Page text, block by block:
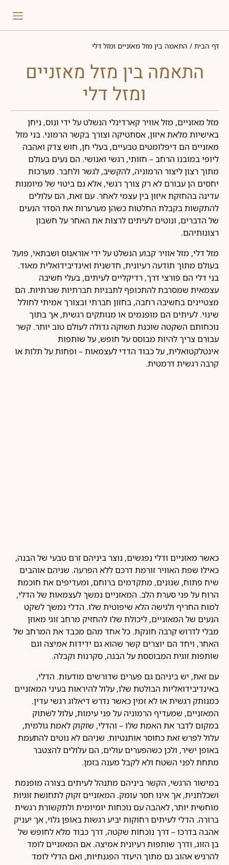
דף הבית / התאמה בין מזל מאזניים ומזל דלי
התאמה בין מזל מאזניים
ומזל דלי
מזל מאזניים, מזל אוויר קארדינלי הנשלט על ידי ונוס, ניחן
באישיות מלאת איזון, אסתטיקה וצורך בקשר הרמוני. בני מזל
מאזניים הם דיפלומטים טבעיים, בעלי חן, חוש צדק ואהבה
ליופי במובנו הרחב – חזותי, רגשי ואנושי. הם נעים בעולם
מתוך רצון ליצור הרמוניה, להקשיב, לגשר ולחבר. מערכות
יחסים הן עבורם לא רק צורך רגשי, אלא גם ביטוי של מיומנות
עדינה בהחזקת איזון בין עצמי לאחר. עם זאת, הם עלולים
להתקשות בקבלת החלטות כשהן מערערות את הסדר הנעים
של הדברים, ונוטים לעיתים לרצות את האחר על חשבון
רצונותיהם.
מזל דלי, מזל אוויר קבוע הנשלט על ידי אוראנוס ושבתאי, פועל
בעולם מתוך תודעה רעיונית, חדשנית ואינדיבידואלית מאוד.
בני דלי הם פורצי דרך, רדיקליים לעיתים, בעלי חשיבה
עצמאית שמסרבת להתכופף לתבניות חברתיות שגרתיות. הם
מצטיינים בחשיבה רחבה, בחזון חברתי ובצורך אמיתי לחולל
שינוי. לעיתים הם מופנמים או מנותקים רגשית, אך בתוך
נוכחותם השקטה שוכנת תשוקה גדולה לעולם טוב יותר. קשר
עבורם צריך להיות מבוסס על חופש, על שותפות
אינטלקטואלית, על כבוד הדדי לעצמאות – ופחות על תלות או
קרבה רגשית דרמטית.
כאשר מאזניים ודלי נפגשים, נוצר ביניהם זרם טבעי של הבנה,
כאילו שפת האוויר זורמת דרכם ללא הפרעה. שניהם אוהבים
שיח פתוח, שנונים, מתקדמים ברוחם, ומעדיפים את חוכמת
הרוח על פני סערת הלב. המאזניים נמשך לעצמאות של הדלי,
למוח החריף ולגישה הלא שיפוטית שלו. הדלי נמשך לשקט
הנעים של המאזניים, ליכולת שלו להחזיק מרחב זוגי מאוזן
מבלי לדרוש קרבה חונקת. כל אחד מהם מכבד את המרחב של
האחר, ויחד הם יוצרים קשר שהוא גם ידידות אמיצה וגם
שותפות זוגית המבוססת על הבנה, סקרנות וקבלה.
עם זאת, יש ביניהם גם פערים שדורשים מודעות. הדלי,
באינדיבידואליות הבולטת שלו, עלול להיראות בעיני המאזניים
כמנותק רגשית או לא זמין כאשר נדרש דיאלוג רגשי עדין.
המאזניים, שמעדיף הרמוניה על פני עימות, עלול לשתוק
במקום לדבר את האמת שלו – והדלי, שזקוק לאמת גולמית,
עלול לפרש זאת כחוסר אותנטיות. שניהם לא נוטים להתעמת
באופן ישיר, ולכן כשהפערים עולים, הם עלולים להצטבר
מתחת לפני השטח ולא לקבל מענה בזמן.
במישור הרגשי, הקשר ביניהם מתנהל לעיתים בצורה מופנמת
ושכלתנית, אך אינו חסר עומק. המאזניים זקוק לתחושת זוגיות
מוחשית יותר, לאהבה עם נוכחות יומיומית ולתקשורת רגשית
ברורה. הדלי לעיתים רחוקות יביע רגשות באופן גלוי, אך יעניק
אהבה בדרכו – דרך נוכחות שקטה, דרך כבוד מלא לחופש של
בן הזוג, ודרך שותפות רעיונית אמיצה. אם המאזניים לומד
להרגיש אהוב גם מתוך היעדר הפגנתיות, ואם הדלי לומד